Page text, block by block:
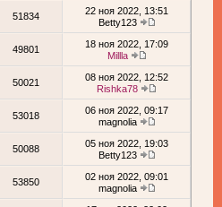
51834
22 ноя 2022, 13:51
Betty123
49801
18 ноя 2022, 17:09
Millla
50021
08 ноя 2022, 12:52
Rishka78
53018
06 ноя 2022, 09:17
magnolia
50088
05 ноя 2022, 19:03
Betty123
53850
02 ноя 2022, 09:01
magnolia